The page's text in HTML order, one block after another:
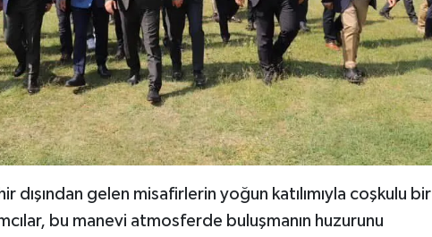
dışından gelen misafirlerin yoğun katılımıyla coşkulu bir
bu manevi atmosferde buluşmanın huzurunu